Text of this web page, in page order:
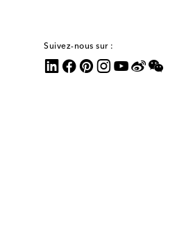
Suivez-nous sur :